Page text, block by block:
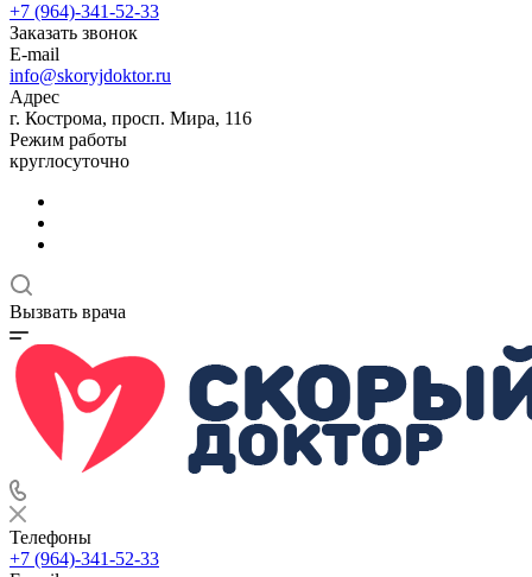
+7 (964)-341-52-33
Заказать звонок
E-mail
info@skoryjdoktor.ru
Адрес
г. Кострома, просп. Мира, 116
Режим работы
круглосуточно
Вызвать врача
Телефоны
+7 (964)-341-52-33